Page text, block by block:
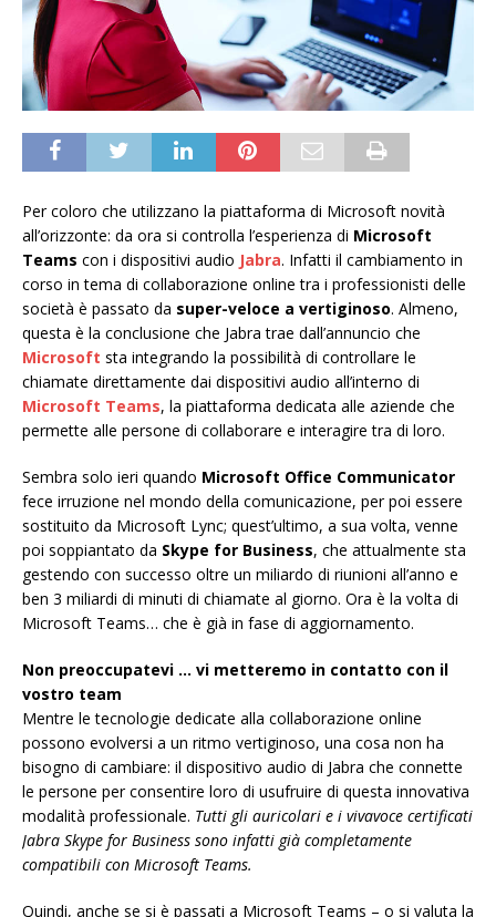
Per coloro che utilizzano la piattaforma di Microsoft novità
all’orizzonte: da ora si controlla l’esperienza di Microsoft
Teams con i dispositivi audio Jabra. Infatti il cambiamento in
corso in tema di collaborazione online tra i professionisti delle
società è passato da super-veloce a vertiginoso. Almeno,
questa è la conclusione che Jabra trae dall’annuncio che
Microsoft sta integrando la possibilità di controllare le
chiamate direttamente dai dispositivi audio all’interno di
Microsoft Teams, la piattaforma dedicata alle aziende che
permette alle persone di collaborare e interagire tra di loro.
Sembra solo ieri quando Microsoft Office Communicator
fece irruzione nel mondo della comunicazione, per poi essere
sostituito da Microsoft Lync; quest’ultimo, a sua volta, venne
poi soppiantato da Skype for Business, che attualmente sta
gestendo con successo oltre un miliardo di riunioni all’anno e
ben 3 miliardi di minuti di chiamate al giorno. Ora è la volta di
Microsoft Teams… che è già in fase di aggiornamento.
Non preoccupatevi … vi metteremo in contatto con il
vostro team
Mentre le tecnologie dedicate alla collaborazione online
possono evolversi a un ritmo vertiginoso, una cosa non ha
bisogno di cambiare: il dispositivo audio di Jabra che connette
le persone per consentire loro di usufruire di questa innovativa
modalità professionale. Tutti gli auricolari e i vivavoce certificati
Jabra Skype for Business sono infatti già completamente
compatibili con Microsoft Teams.
Quindi, anche se si è passati a Microsoft Teams – o si valuta la